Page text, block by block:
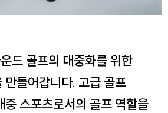
드 골프의 대중화를 위한
만들어갑니다. 고급 골프
중 스포츠로서의 골프 역할을